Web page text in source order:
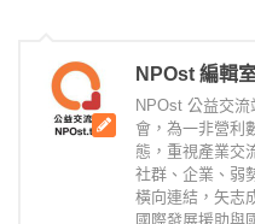
NPOst 編輯
NPOst 公益交
會，為一非營利
態，重視產業交
社群、企業、弱
橫向連結，矢志
國際發展援助與